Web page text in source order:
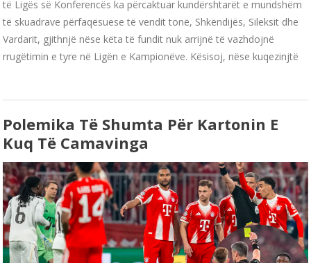
të Ligës së Konferencës ka përcaktuar kundërshtarët e mundshëm
të skuadrave përfaqësuese të vendit tonë, Shkëndijës, Sileksit dhe
Vardarit, gjithnjë nëse këta të fundit nuk arrijnë të vazhdojnë
rrugëtimin e tyre në Ligën e Kampionëve. Kësisoj, nëse kuqezinjtë
Polemika Të Shumta Për Kartonin E
Kuq Të Camavinga